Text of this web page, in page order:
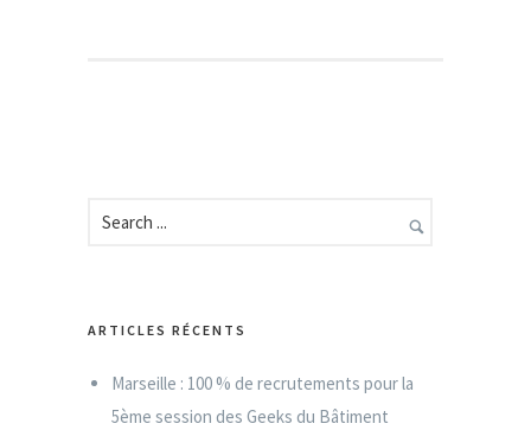
ARTICLES RÉCENTS
Marseille : 100 % de recrutements pour la
5ème session des Geeks du Bâtiment